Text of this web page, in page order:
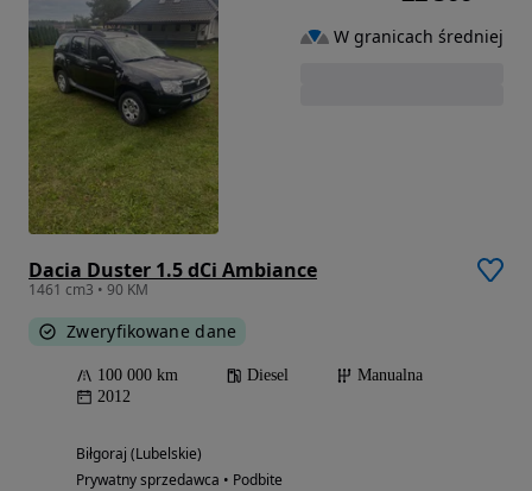
Dacia Duster 1.5 dCi Ambiance
1461 cm3 • 90 KM
Zweryfikowane dane
100 000 km Diesel
Manualna
2012
Biłgoraj (Lubelskie)
Prywatny sprzedawca • Podbite
W granicach średniej